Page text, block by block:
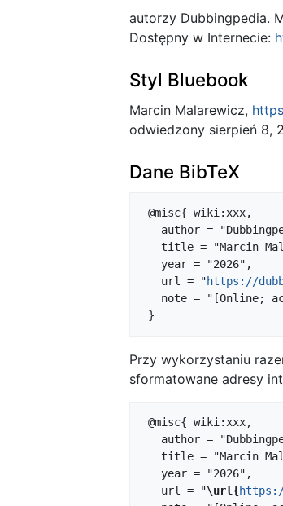
autorzy Dubbingpedia.
Dostępny w Internecie:
Styl Bluebook
Marcin Malarewicz,
odwiedzony sierpień 8,
Dane BibTeX
   url = "
https://
Przy wykorzystaniu
sformatowane adresy
   url = "
\url{